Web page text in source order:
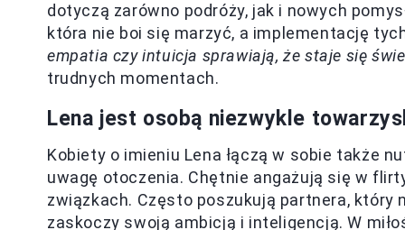
dotyczą zarówno podróży, jak i nowych
która nie boi się marzyć, a implementację
empatia czy intuicja sprawiają, że staje się
trudnych momentach.
Lena jest osobą niezwykle
Kobiety o imieniu Lena łączą w sobie także
uwagę otoczenia. Chętnie angażują się w
związkach. Często poszukują partnera,
zaskoczy swoją ambicją i inteligencją. W